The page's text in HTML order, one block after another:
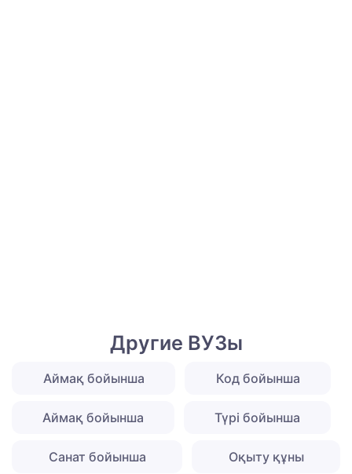
Другие ВУЗы
Аймақ бойынша Код бойынша
Аймақ бойынша Түрі бойынша
Санат бойынша Оқыту құны